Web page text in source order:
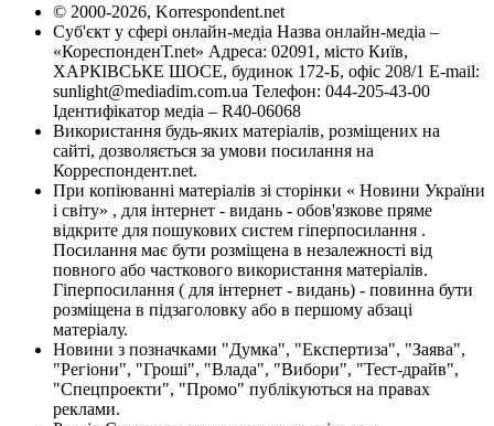
© 2000-2026, Korrespondent.net
Суб'єкт у сфері онлайн-медіа Назва онлайн-медіа –
«КореспонденТ.net» Адреса: 02091, місто Київ,
ХАРКІВСЬКЕ ШОСЕ, будинок 172-Б, офіс 208/1 E-mail:
sunlight@mediadim.com.ua Телефон: 044-205-43-00
Ідентифікатор медіа – R40-06068
Використання будь-яких матеріалів, розміщених на
сайті, дозволяється за умови посилання на
Корреспондент.net.
При копіюванні матеріалів зі сторінки « Новини України
і світу» , для інтернет - видань - обов'язкове пряме
відкрите для пошукових систем гіперпосилання .
Посилання має бути розміщена в незалежності від
повного або часткового використання матеріалів.
Гіперпосилання ( для інтернет - видань) - повинна бути
розміщена в підзаголовку або в першому абзаці
матеріалу.
Новини з позначками "Думка", "Експертиза", "Заява",
"Регіони", "Гроші", "Влада", "Вибори", "Тест-драйв",
"Спецпроекти", "Промо" публікуються на правах
реклами.